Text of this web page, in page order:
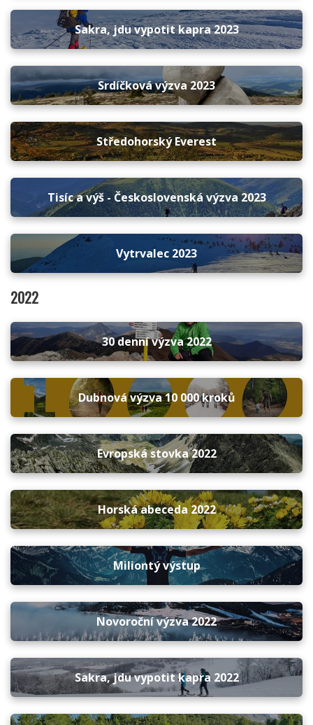
Sakra, jdu vypotit kapra 2023
Srdíčková výzva 2023
Středohorský Everest
Tisíc a výš - Československá výzva 2023
Vytrvalec 2023
2022
30 denní výzva 2022
Dubnová výzva 10 000 kroků
Evropská stovka 2022
Horská abeceda 2022
Miliontý výstup
Novoroční výzva 2022
Sakra, jdu vypotit kapra 2022